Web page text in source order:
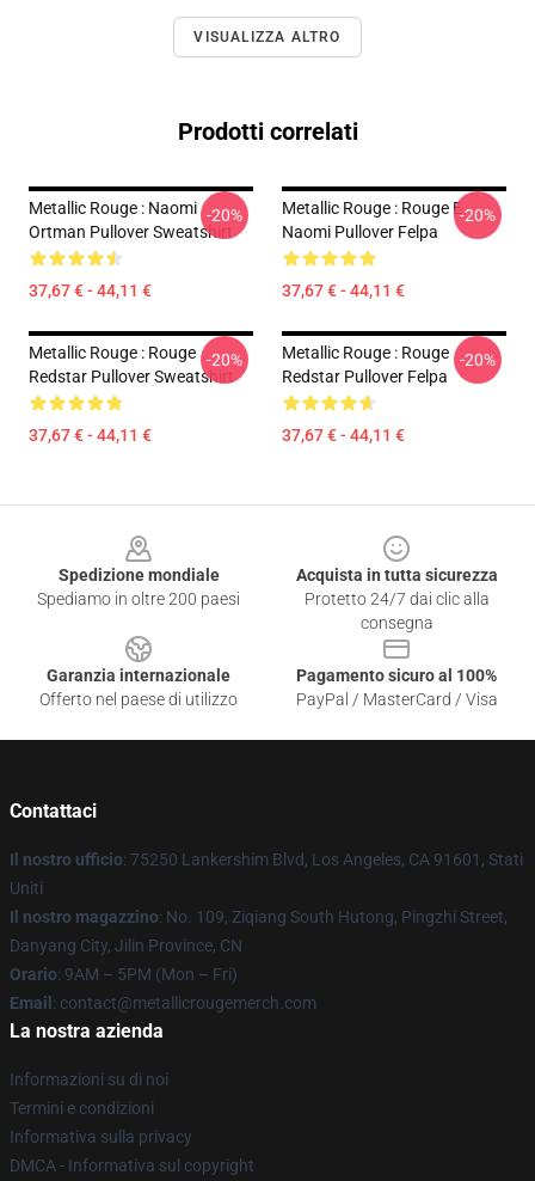
VISUALIZZA ALTRO
Prodotti correlati
Metallic Rouge : Naomi
Ortman Pullover Sweatshirt
37,67 € - 44,11 €
-20%
Metallic Rouge : Rouge E
Naomi Pullover Felpa
37,67 € - 44,11 €
-20%
Metallic Rouge : Rouge
Redstar Pullover Sweatshirt
37,67 € - 44,11 €
-20%
Metallic Rouge : Rouge
Redstar Pullover Felpa
37,67 € - 44,11 €
-20%
Spedizione mondiale
Spediamo in oltre 200 paesi
Acquista in tutta sicurezza
Protetto 24/7 dai clic alla
consegna
Garanzia internazionale
Offerto nel paese di utilizzo
Pagamento sicuro al 100%
PayPal / MasterCard / Visa
Contattaci
Il nostro ufficio: 75250 Lankershim Blvd, Los Angeles, CA 91601, Stati
Uniti
Il nostro magazzino: No. 109, Ziqiang South Hutong, Pingzhi Street,
Danyang City, Jilin Province, CN
Orario: 9AM – 5PM (Mon – Fri)
Email : contact@metallicrougemerch.com
La nostra azienda
Informazioni su di noi
Termini e condizioni
Informativa sulla privacy
DMCA - Informativa sul copyright